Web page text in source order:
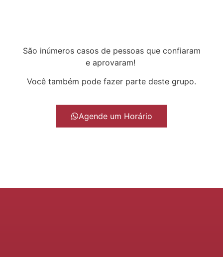
São inúmeros casos de pessoas que confiaram
e aprovaram!
Você também pode fazer parte deste grupo.
Agende um Horário